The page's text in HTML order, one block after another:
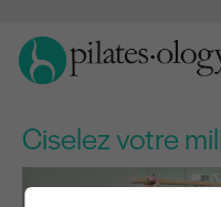
Ciselez votre